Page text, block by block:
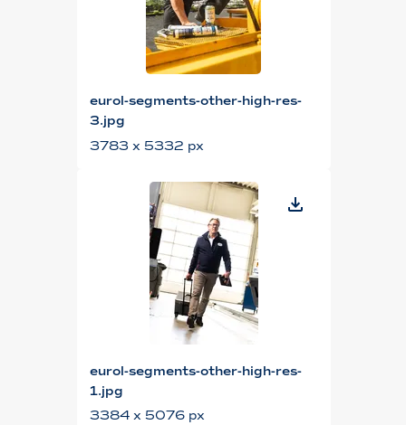
eurol-segments-other-high-res-
3.jpg
3783 x 5332 px
eurol-segments-other-high-res-
1.jpg
3384 x 5076 px